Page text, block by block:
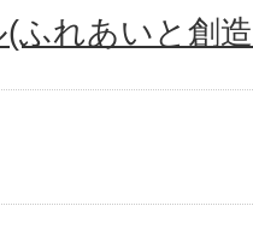
ふれあいと創